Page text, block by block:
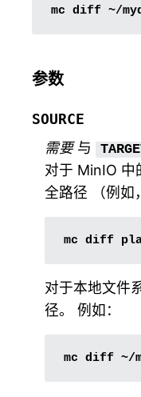
mc diff ~/
参数
SOURCE
需要与
对于 MinIO 中
全路径 （例如
对于本地文件
径。 例如：